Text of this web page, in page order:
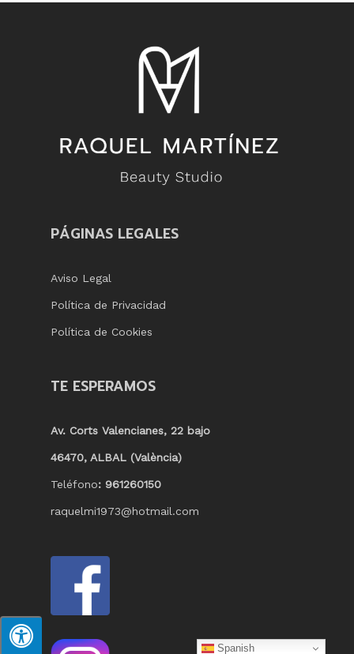
PÁGINAS LEGALES
Aviso Legal
Política de Privacidad
Política de Cookies
TE ESPERAMOS
Av. Corts Valencianes, 22 bajo
46470, ALBAL (València)
Teléfono: 961260150
raquelmi1973@hotmail.com
Spanish